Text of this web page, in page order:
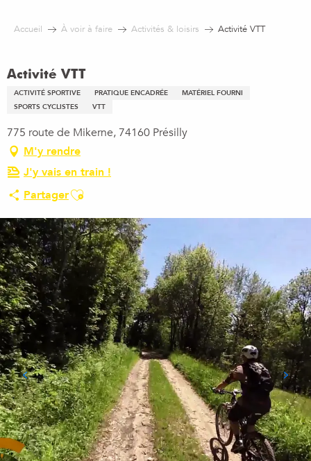
Accueil À voir à faire Activités & loisirs Activité VTT
Activité VTT
ACTIVITÉ SPORTIVE PRATIQUE ENCADRÉE
MATÉRIEL FOURNI
SPORTS CYCLISTES
VTT
775 route de Mikerne, 74160 Présilly
M'y rendre
J'y vais en train !
PartagerAjouter aux favoris